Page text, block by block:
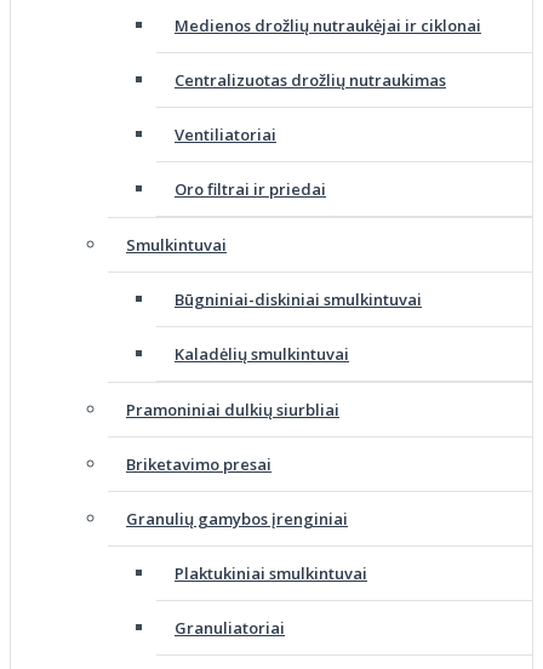
Medienos drožlių nutraukėjai ir ciklonai
Centralizuotas drožlių nutraukimas
Ventiliatoriai
Oro filtrai ir priedai
Smulkintuvai
Būgniniai-diskiniai smulkintuvai
Kaladėlių smulkintuvai
Pramoniniai dulkių siurbliai
Briketavimo presai
Granulių gamybos įrenginiai
Plaktukiniai smulkintuvai
Granuliatoriai